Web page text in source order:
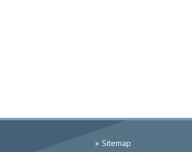
» Sitemap